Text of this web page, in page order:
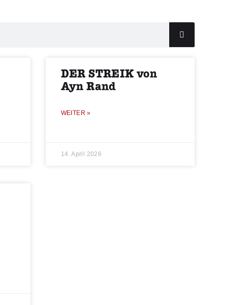
DER STREIK von
Ayn Rand
WEITER »
14. April 2026